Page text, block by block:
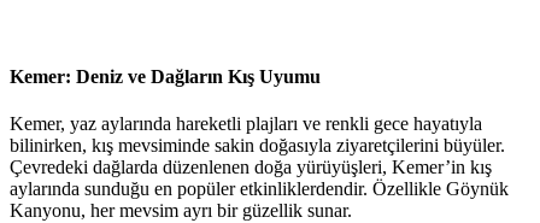
Kemer: Deniz ve Dağların Kış Uyumu
Kemer, yaz aylarında hareketli plajları ve renkli gece hayatıyla
bilinirken, kış mevsiminde sakin doğasıyla ziyaretçilerini büyüler.
Çevredeki dağlarda düzenlenen doğa yürüyüşleri, Kemer’in kış
aylarında sunduğu en popüler etkinliklerdendir. Özellikle Göynük
Kanyonu, her mevsim ayrı bir güzellik sunar.